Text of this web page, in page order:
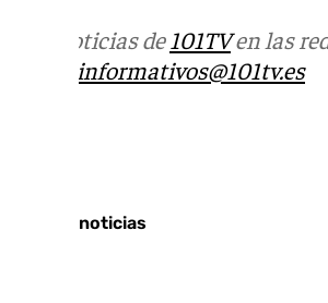
Más noticias de101TVen las
informativos@101tv.es
Últimas noticias